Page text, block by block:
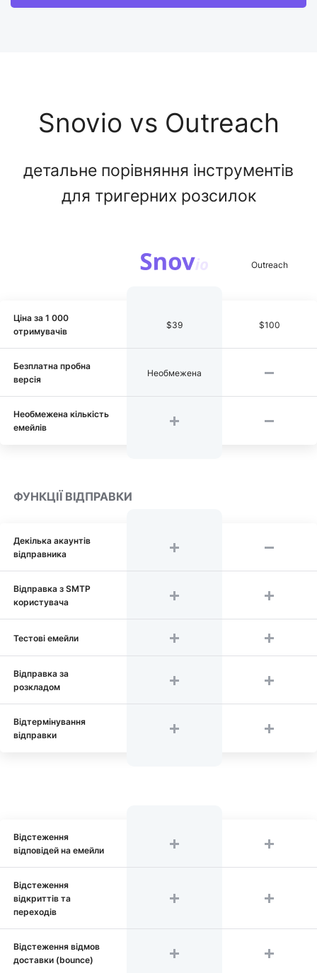
Snovio vs Outreach
детальне порівняння інструментів
для тригерних розсилок
Ціна за 1 000
отримувачів
$39 $100
Безплатна пробна
версія
Необмежена
Необмежена кількість
емейлів
ФУНКЦІЇ ВІДПРАВКИ
Декілька акаунтів
відправника
Відправка з SMTP
користувача
Тестові емейли
Відправка за
розкладом
Відтермінування
відправки
Відстеження
відповідей на емейли
Відстеження
відкриттів та
переходів
Відстеження відмов
доставки (bounce)